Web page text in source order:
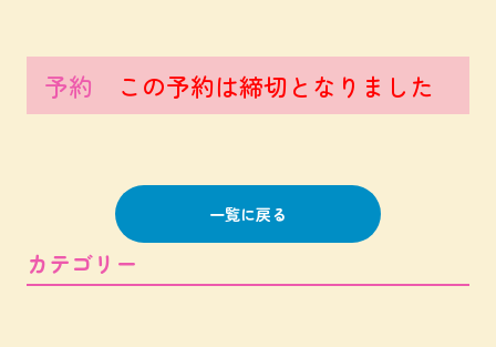
予約 この予約は締切となりました
一覧に戻る
カテゴリー